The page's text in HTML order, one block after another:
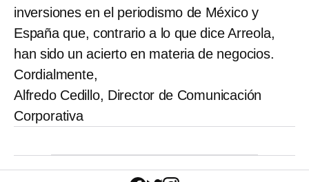
inversiones en el periodismo de México y
España que, contrario a lo que dice Arreola,
han sido un acierto en materia de negocios.
Cordialmente,
Alfredo Cedillo, Director de Comunicación
Corporativa